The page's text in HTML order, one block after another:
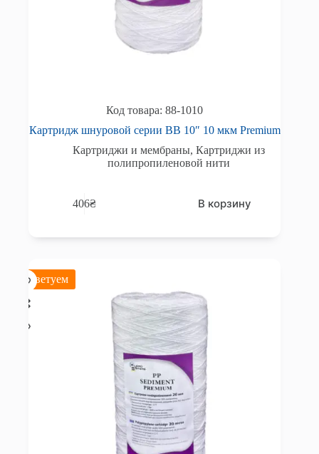
88-1010
Картридж шнуровой серии BB 10″ 10 мкм Premium
Картриджи и мембраны,Картриджи из
полипропиленовой нити
406₴ В корзину
Советуем